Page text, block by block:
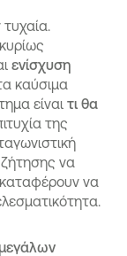
ενίσχυση
καύσιμα
είναι τι θα
της
ζήτησης να
καταφέρουν να